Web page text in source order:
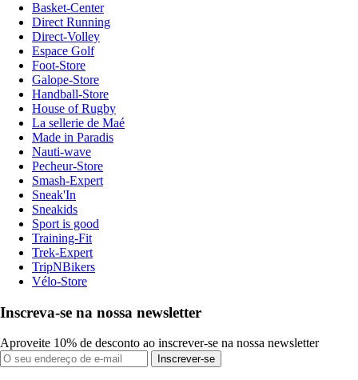
Basket-Center
Direct Running
Direct-Volley
Espace Golf
Foot-Store
Galope-Store
Handball-Store
House of Rugby
La sellerie de Maé
Made in Paradis
Nauti-wave
Pecheur-Store
Smash-Expert
Sneak'In
Sneakids
Sport is good
Training-Fit
Trek-Expert
TripNBikers
Vélo-Store
Inscreva-se na nossa newsletter
Aproveite 10% de desconto ao inscrever-se na nossa newsletter
Inscrever-se